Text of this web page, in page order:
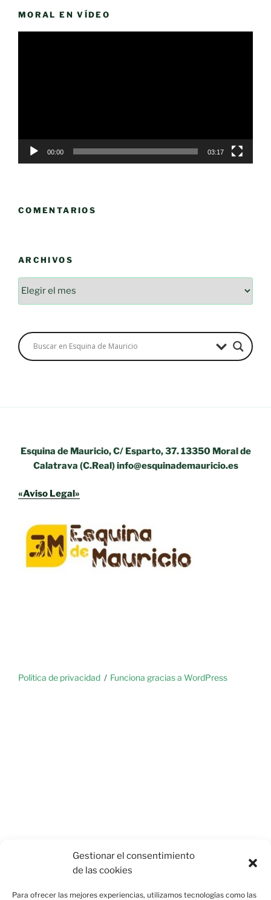
Gestionar el consentimiento
de las cookies
Para ofrecer las mejores experiencias, utilizamos tecnologías como las
MORAL EN VÍDEO
00:00 03:17
COMENTARIOS
ARCHIVOS
Esquina de Mauricio, C/ Esparto, 37. 13350 Moral de
Calatrava (C.Real) info@esquinademauricio.es
«Aviso Legal»
Política de privacidad Funciona gracias a WordPress